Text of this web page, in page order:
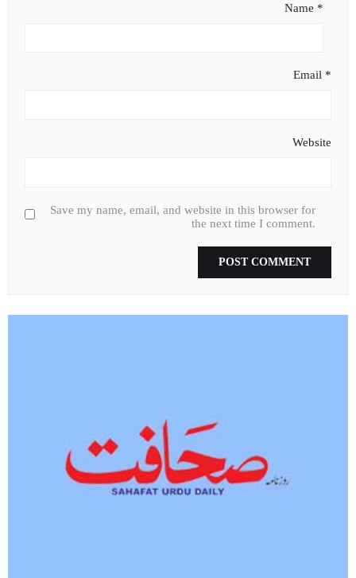
Name *
Email *
Website
Save my name, email, and website in this browser for
the next time I comment.